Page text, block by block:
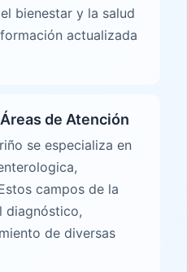
bienestar y la salud
actualizada
de Atención
se especializa en
campos de la
diagnóstico,
de diversas